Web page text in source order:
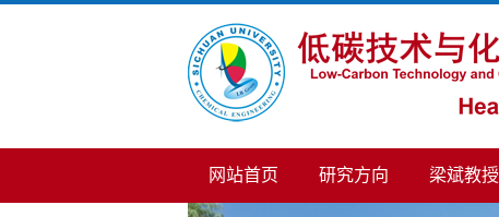
网站首页 研究方向 梁斌教授